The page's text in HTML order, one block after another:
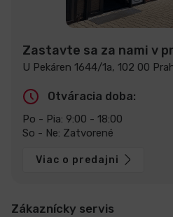
Zastavte sa za nami v
U Pekáren 1644/1a, 102 00
Otváracia doba:
Po - Pia: 9:00 - 18:00
So - Ne: Zatvorené
Viac o predajni
Zákaznícky servis